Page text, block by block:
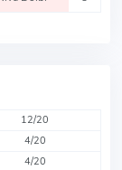
12/20
4/20
4/20